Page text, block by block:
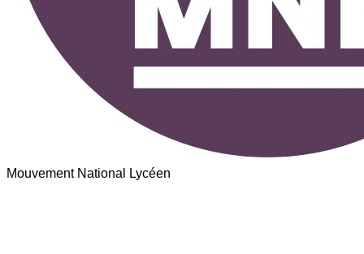
Mouvement National Lycéen